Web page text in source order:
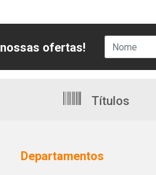
ofertas!
Títulos
Departamentos